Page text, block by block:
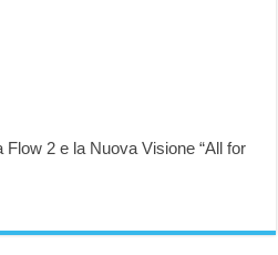
2 e la Nuova Visione “All for